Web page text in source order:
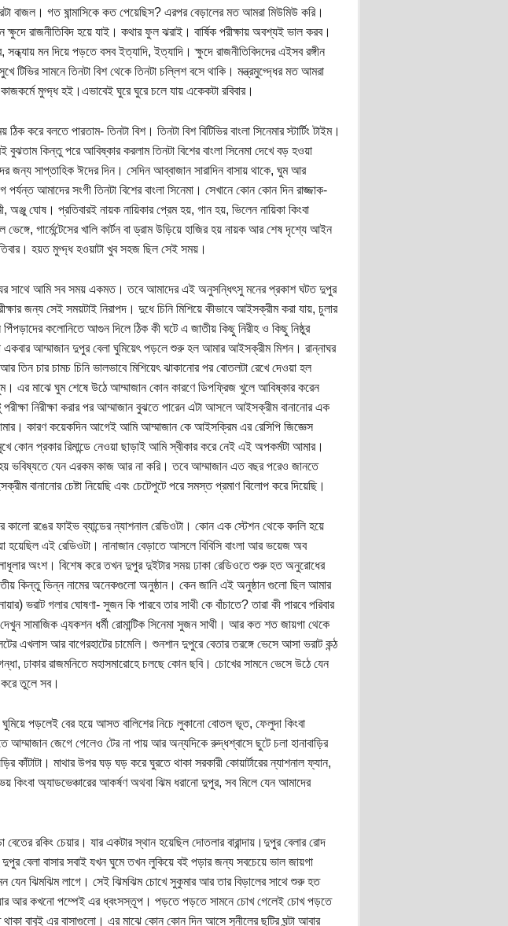
বাজল। গত ষান্মাসিকে কত পেয়েছিস? এরপর বেড়ালের মত আমরা মিউমিউ করি।
রাজনীতিবিদ হয়ে যাই। কথার ফুল ঝরাই। বার্ষিক পরীক্ষায় অবশ্যই ভাল করব।
মন দিয়ে পড়তে বসব ইত্যাদি, ইত্যাদি। ক্ষুদে রাজনীতিবিদদের এইসব রঙ্গীন
সামনে তিনটা বিশ থেকে তিনটা চল্লিশ বসে থাকি। মন্ত্রমুগ্দ্ধের মত আমরা
মুগ্দ্ধ হই।এভাবেই ঘুরে ঘুরে চলে যায় একেকটা রবিবার।
করে বলতে পারতাম- তিনটা বিশ। তিনটা বিশ বিটিভির বাংলা সিনেমার স্টার্টিং টাইম।
কিন্তু পরে আবিষ্কার করলাম তিনটা বিশের বাংলা সিনেমা দেখে বড় হওয়া
সাপ্তাহিক ঈদের দিন। সেদিন আব্বাজান সারাদিন বাসায় থাকে, ঘুম আর
আমাদের সংগী তিনটা বিশের বাংলা সিনেমা। সেখানে কোন কোন দিন রাজ্জাক-
ঘোষ। প্রতিবারই নায়ক নায়িকার প্রেম হয়, গান হয়, ভিলেন নায়িকা কিংবা
গার্মেন্টেসের খালি কার্টন বা ড্রাম উড়িয়ে হাজির হয় নায়ক আর শেষ দৃশ্যে আইন
হয়ত মুগ্দ্ধ হওয়াটা খুব সহজ ছিল সেই সময়।
সাথে আমি সব সময় একমত। তবে আমাদের এই অনুসন্ধিৎসু মনের প্রকাশ ঘটত দুপুর
জন্য সেই সময়টাই নিরাপদ। দুধে চিনি মিশিয়ে কীভাবে আইসক্রীম করা যায়, চুলার
কলোনিতে আগুন দিলে ঠিক কী ঘটে এ জাতীয় কিছু নিরীহ ও কিছু নিষ্ঠুর
আম্মাজান দুপুর বেলা ঘুমিয়েৎ পড়লে শুরু হল আমার আইসক্রীম মিশন। রান্নাঘর
চার চামচ চিনি ভালভাবে মিশিয়েৎ ঝাকানোর পর বোতলটা রেখে দেওয়া হল
এর মাঝে ঘুম শেষে উঠে আম্মাজান কোন কারণে ডিপফ্রিজ খুলে আবিষ্কার করেন
নিরীক্ষা করার পর আম্মাজান বুঝতে পারেন এটা আসলে আইসক্রীম বানানোর এক
কারণ কয়েকদিন আগেই আমি আম্মাজান কে আইসক্রিম এর রেসিপি জিজ্ঞেস
কোন প্রকার রিমান্ডে নেওয়া ছাড়াই আমি স্বীকার করে নেই এই অপকর্মটা আমার।
ভবিষ্যতে যেন এরকম কাজ আর না করি। তবে আম্মাজান এত বছর পরেও জানতে
বানানোর চেষ্টা নিয়েছি এবং চেটেপুটে পরে সমস্ত প্রমাণ বিলোপ করে দিয়েছি।
রঙের ফাইভ ব্যান্ডের ন্যাশনাল রেডিওটা। কোন এক স্টেশন থেকে বদলি হয়ে
এই রেডিওটা। নানাজান বেড়াতে আসলে বিবিসি বাংলা আর ভয়েজ অব
অংশ। বিশেষ করে তখন দুপুর দুইটার সময় ঢাকা রেডিওতে শুরু হত অনুরোধের
কিন্তু ভিন্ন নামের অনেকগুলো অনুষ্ঠান। কেন জানি এই অনুষ্ঠান গুলো ছিল আমার
ভরাট গলার ঘোষণা- সুজন কি পারবে তার সাথী কে বাঁচাতে? তারা কী পারবে পরিবার
সামাজিক এ্যকশন ধর্মী রোমান্টিক সিনেমা সুজন সাথী। আর কত শত জায়গা থেকে
এখলাস আর বাগেরহাটের চামেলি। শুনশান দুপুরে বেতার তরঙ্গে ভেসে আসা ভরাট কন্ঠ
ঢাকার রাজমনিতে মহাসমারোহে চলছে কোন ছবি। চোখের সামনে ভেসে উঠে যেন
তুলে সব।
পড়লেই বের হয়ে আসত বালিশের নিচে লুকানো বোতল ভূত, ফেলুদা কিংবা
আম্মাজান জেগে গেলেও টের না পায় আর অন্যদিকে রুদ্ধশ্বাসে ছুটে চলা হানাবাড়ির
মাথার উপর ঘড় ঘড় করে ঘুরতে থাকা সরকারী কোয়ার্টারের ন্যাশনাল ফ্যান,
কিংবা অ্যাডভেঞ্চারের আকর্ষণ অথবা ঝিম ধরানো দুপুর, সব মিলে যেন আমাদের
রকিং চেয়ার। যার একটার স্থান হয়েছিল দোতলার বারান্দায়।দুপুর বেলার রোদ
দুপুর বেলা বাসার সবাই যখন ঘুমে তখন লুকিয়ে বই পড়ার জন্য সবচেয়ে ভাল জায়গা
যেন ঝিমঝিম লাগে। সেই ঝিমঝিম চোখে সুকুমার আর তার বিড়ালের সাথে শুরু হত
আর কখনো পম্পেই এর ধ্বংসস্তূপ। পড়তে পড়তে সামনে চোখ গেলেই চোখ পড়তে
থাকা বাবুই এর বাসাগুলো। এর মাঝে কোন কোন দিন আসে সুনীলের ছুটির ঘন্টা আবার